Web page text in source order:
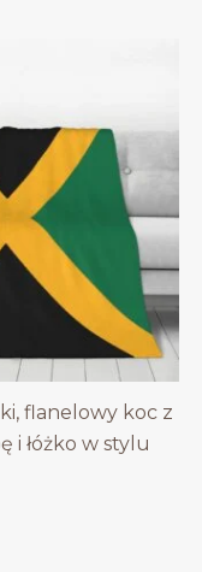
flanelowy koc z
i łóżko w stylu